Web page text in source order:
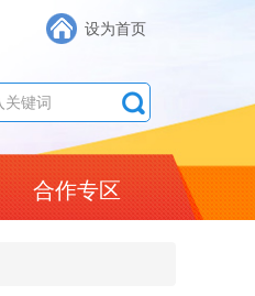
设为首页
合作专区